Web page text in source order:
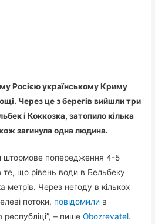
Росією українському Криму
Через це з берегів вийшли три
і Коккозка, затопило кілька
загинула одна людина.
штормове попередження 4-5
що рівень води в Бельбеку
метрів. Через негоду в кількох
потоки, повідомили в
республіці”, – пишеОbozrevatel.